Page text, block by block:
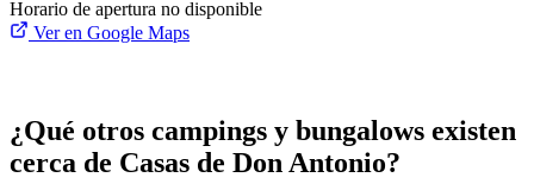
Horario de apertura no disponible
Ver en Google Maps
¿Qué otros campings y bungalows existen
cerca de Casas de Don Antonio?